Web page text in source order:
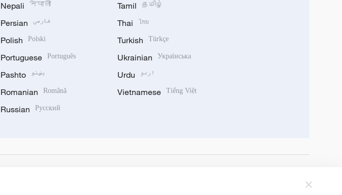
Nepali नेपाली
Persian فارسی
Polish Polski
Portuguese Português
Pashto پښتو
Romanian Română
Russian Русский
Tamil தமிழ்
Thai ไทย
Turkish Türkçe
Ukrainian Українська
Urdu اردو
Vietnamese Tiếng Việt